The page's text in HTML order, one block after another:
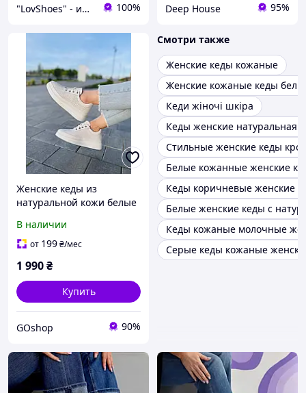
"LovShoes" - интернет-магазин женской обуви 100% Deep House 95%
Женские кеды из
натуральной кожи белые
RW010 / Стильные кеды
летние кожаные р.38-41
В наличии
от 199₴/мес
1 990₴
Купить
GOshop 90%
Смотри также
Женские кеды кожаные
Женские кожаные кеды
Кеди жіночі шкіра
Кеды женские натуральная
Стильные женские кеды
Белые кожанные женские
Кеды коричневые женские
Белые женские кеды с
Кеды кожаные молочные
Серые кеды кожаные